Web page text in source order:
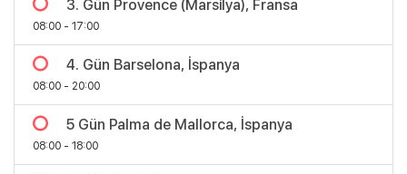
3. Gün Provence (Marsilya), Fransa
08:00 - 17:00
4. Gün Barselona, İspanya
08:00 - 20:00
5 Gün Palma de Mallorca, İspanya
08:00 - 18:00